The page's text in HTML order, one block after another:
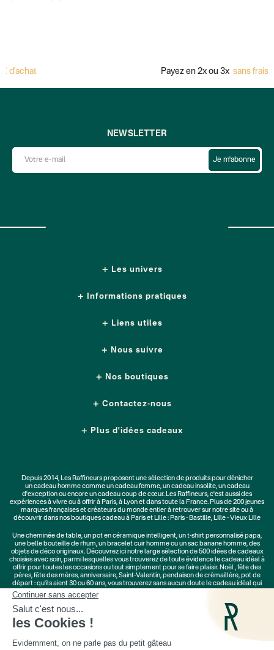
Payez en 2x ou 3x sans frais avec Alma
Les univers
Informations pratiques
Liens utiles
NEWSLETTER
Je m'abonne
Nous suivre
Nos boutiques
Contactez-nous
Plus d'idées cadeaux
Depuis 2014, Les Raffineurs proposent une sélection de produits pour dénicher
uncadeau hommecomme un cadeau femme, uncadeau insolite, uncadeau
d'exceptionou encore un cadeau coup de cœur. Les Raffineurs, c'est aussi des
expériences à vivreou à offrir à Paris, à Lyon et dans toute la France. Plus de200 jeunes
marquesfrançaises et créateurs du monde entier à retrouver sur notre site ou à
découvrir dans nos boutiques cadeau à Paris et Lille : Paris - Bastille, Lille - Vieux Lille
Unecheminée de table, unpot en céramique intelligent, unt-shirt personnalisé papa,
une belle bouteille de rhum, un bracelet cuir hommeou unsac banane homme, des
objets de déco originaux. Découvrez ici notre large sélection de500 idées de cadeaux
choisies avec soin, parmi lesquelles vous trouverez de toute évidence le cadeau idéal à
offrir pour toutes les occasions ou tout simplement pour se faire plaisir. Noël,fête des
pères,fête des mères,anniversaire,Saint-Valentin,pendaison de crémaillère, pot de
départ : qu'ils aient 30 ou 60 ans, vous trouverez sans aucun doute le cadeau idéal qui
Cadeaux Saint-Valentin Cadeaux Fête des Mères
Cadeaux Fête des Pères
Cadeaux Fête des Grands-Pères Cadeaux Secret Santa